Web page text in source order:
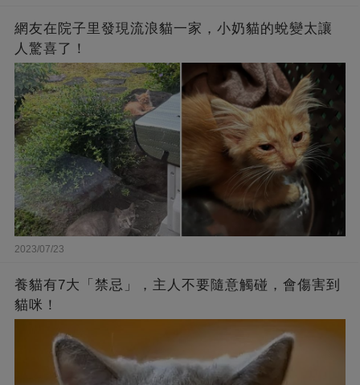
網友在院子里發現流浪貓一家，小奶貓的蛻變太讓
人驚喜了！
2023/07/23
養貓有7大「禁忌」，主人不要隨意觸碰，會傷害到
貓咪！